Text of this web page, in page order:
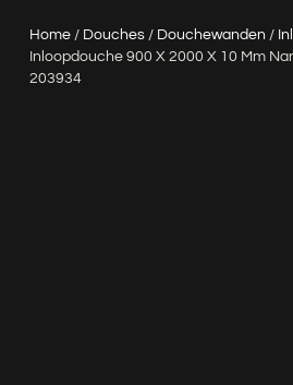
Home/ Douches/ Douchewanden /
Inloopdouche 900 X 2000 X 10 Mm
203934